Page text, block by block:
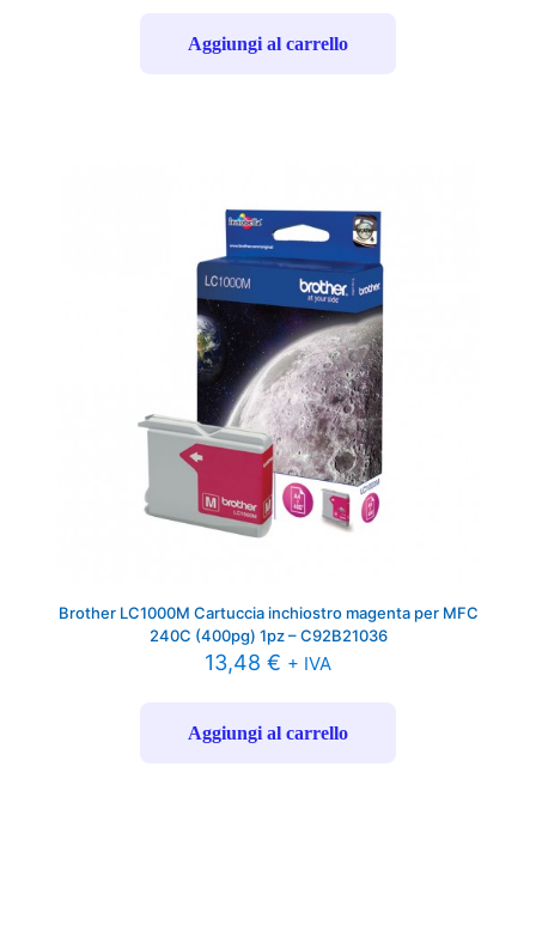
Aggiungi al carrello
Brother LC1000M Cartuccia inchiostro magenta per MFC
240C (400pg) 1pz – C92B21036
13,48 € + IVA
Aggiungi al carrello